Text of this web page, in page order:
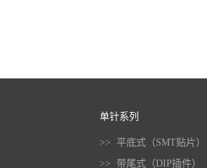
单针系列
>> 平底式（SMT贴片）
>> 带尾式（DIP插件）